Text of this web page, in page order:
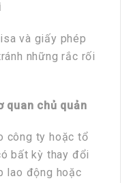
và giấy phép
những rắc rối
quan chủ quản
công ty hoặc tổ
bất kỳ thay đổi
lao động hoặc